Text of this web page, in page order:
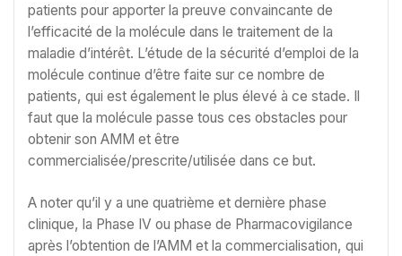
patients pour apporter la preuve convaincante de
l’efficacité de la molécule dans le traitement de la
maladie d’intérêt. L’étude de la sécurité d’emploi de la
molécule continue d’être faite sur ce nombre de
patients, qui est également le plus élevé à ce stade. Il
faut que la molécule passe tous ces obstacles pour
obtenir son AMM et être
commercialisée/prescrite/utilisée dans ce but.
A noter qu’il y a une quatrième et dernière phase
clinique, la Phase IV ou phase de Pharmacovigilance
après l’obtention de l’AMM et la commercialisation, qui